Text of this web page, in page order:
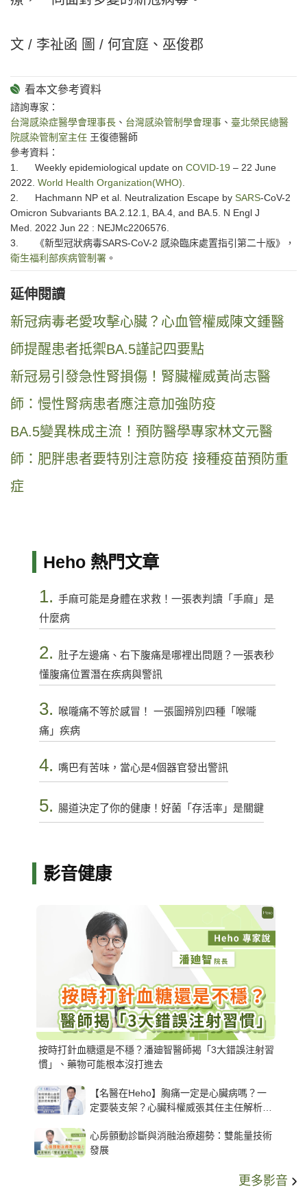
文 / 李祉函 圖 / 何宜庭、巫俊郡
諮詢專家：
台灣感染症醫學會理事長 、 台灣感染管制學會理事 、 臺北榮民總醫
院感染管制室主任 王復德醫師
參考資料：
1. Weekly epidemiological update on COVID-19 – 22 June
2022. World Health Organization(WHO)
2. Hachmann NP et al. Neutralization Escape by SARS-CoV-2
Omicron Subvariants BA.2.12.1, BA.4, and BA.5. N Engl J
Med. 2022 Jun 22 : NEJMc2206576.
3. 《新型冠狀病毒SARS-CoV-2 感染臨床處置指引第二十版》，
衛生福利部疾病管制署 。
延伸閱讀
新冠病毒老愛攻擊心臟？心血管權威陳文鍾醫
師提醒患者抵禦BA.5謹記四要點
新冠易引發急性腎損傷！腎臟權威黃尚志醫
師：慢性腎病患者應注意加強防疫
BA.5變異株成主流！預防醫學專家林文元醫
師：肥胖患者要特別注意防疫 接種疫苗預防重
症
Heho 熱門文章
1. 手麻可能是身體在求救！一張表判讀「手麻」是
什麼病
2. 肚子左邊痛、右下腹痛是哪裡出問題？一張表秒
懂腹痛位置潛在疾病與警訊
3.
喉嚨痛不等於感冒！ 一張圖辨別四種「喉嚨
痛」疾病
4. 嘴巴有苦味，當心是4個器官發出警訊
5. 腸道決定了你的健康！好菌「存活率」是關鍵
影音健康
按時打針血糖還是不穩？潘廸智醫師揭「3大錯誤注射習
慣」、藥物可能根本沒打進去
【名醫在Heho】胸痛一定是心臟病嗎？一
定要裝支架？心臟科權威張其任主任解析支
心房顫動診斷與消融治療趨勢：雙能量技術
發展
更多影音